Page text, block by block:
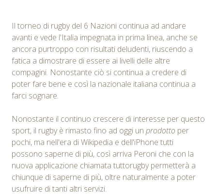
Il torneo di rugby del 6 Nazioni continua ad andare
avanti e vede l'Italia impegnata in prima linea, anche se
ancora purtroppo con risultati deludenti, riuscendo a
fatica a dimostrare di essere ai livelli delle altre
compagini. Nonostante ciò si continua a credere di
poter fare bene e così la nazionale italiana continua a
farci sognare.
Nonostante il continuo crescere di interesse per questo
sport, il rugby è rimasto fino ad oggi un prodotto per
pochi, ma nell'era di Wikipedia e dell'iPhone tutti
possono saperne di più, così arriva Peroni che con la
nuova applicazione chiamata tuttorugby permetterà a
chiunque di saperne di più, oltre naturalmente a poter
usufruire di tanti altri servizi.